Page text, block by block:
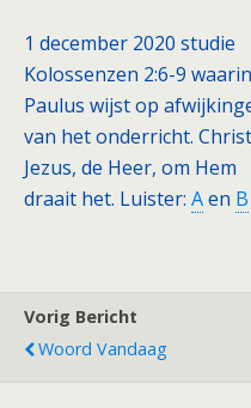
1 december 2020 studie
Kolossenzen 2:6-9 waarin
Paulus wijst op
van het onderricht.
Jezus, de Heer, om Hem
draait het. Luister: Aen B
Vorig Bericht
Woord Vandaag